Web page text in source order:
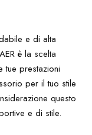
e di alta
è la scelta
tue prestazioni
per il tuo stile
questo
e di stile.